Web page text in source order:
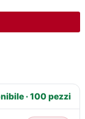
È:
· 100 pezzi